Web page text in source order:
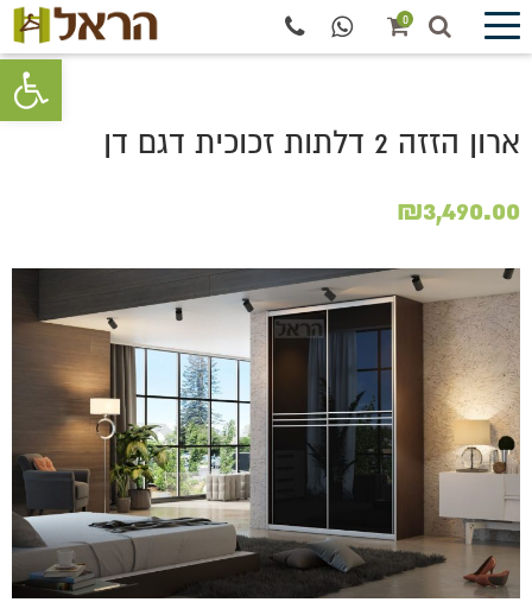
פתח
0
ארון הזזה 2 דלתות זכוכית דגם דן
₪3,490.00